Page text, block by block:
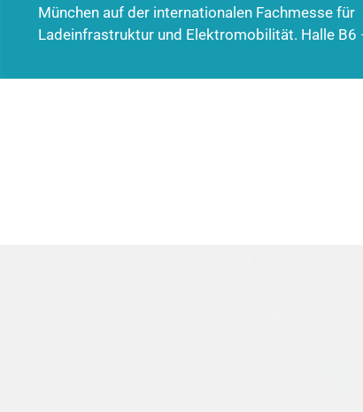
München auf der internationalen Fachmesse für
Ladeinfrastruktur und Elektromobilität. Halle B6